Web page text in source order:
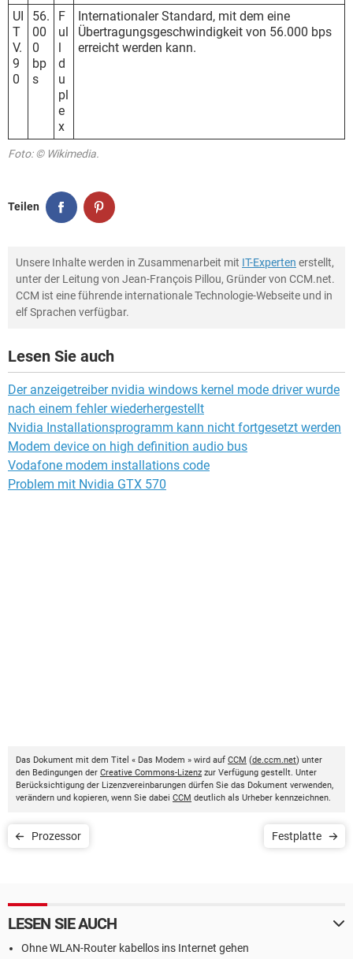
UI
T
V.
9
0
56.
00
0
bp
s
F
ul
l
d
u
pl
e
x
Internationaler Standard, mit dem eine
Übertragungsgeschwindigkeit von 56.000 bps
erreicht werden kann.
Foto: © Wikimedia.
Teilen
Unsere Inhalte werden in Zusammenarbeit mit IT-Experten erstellt,
unter der Leitung von Jean-François Pillou, Gründer von CCM.net.
CCM ist eine führende internationale Technologie-Webseite und in
elf Sprachen verfügbar.
Lesen Sie auch
Der anzeigetreiber nvidia windows kernel mode driver wurde
nach einem fehler wiederhergestellt
Nvidia Installationsprogramm kann nicht fortgesetzt werden
Modem device on high definition audio bus
Vodafone modem installations code
Problem mit Nvidia GTX 570
Das Dokument mit dem Titel « Das Modem » wird auf CCM (de.ccm.net) unter
den Bedingungen der Creative Commons-Lizenz zur Verfügung gestellt. Unter
Berücksichtigung der Lizenzvereinbarungen dürfen Sie das Dokument verwenden,
verändern und kopieren, wenn Sie dabei CCM deutlich als Urheber kennzeichnen.
Prozessor Festplatte
LESEN SIE AUCH
Ohne WLAN-Router kabellos ins Internet gehen